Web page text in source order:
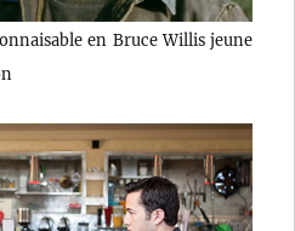
en Bruce Willis jeune